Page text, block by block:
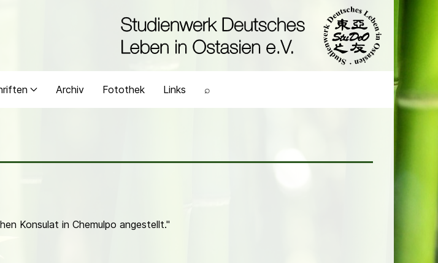
Archiv Fotothek Links ⌕
Konsulat in Chemulpo angestellt."